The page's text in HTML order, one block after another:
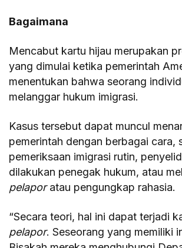
Bagaimana
Mencabut kartu hijau merupakan
yang dimulai ketika pemerintah
menentukan bahwa seorang
melanggar hukum imigrasi.
Kasus tersebut dapat muncul
pemerintah dengan berbagai cara,
pemeriksaan imigrasi rutin,
dilakukan penegak hukum, atau
pelaporatau pengungkap rahasia.
“Secara teori, hal ini dapat terjadi
pelapor. Seseorang yang memiliki